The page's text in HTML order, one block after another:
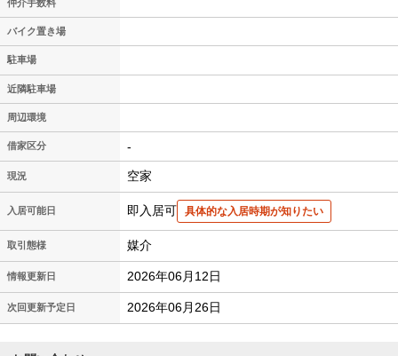
仲介手数料
バイク置き場
駐車場
近隣駐車場
周辺環境
借家区分 -
現況 空家
入居可能日 即入居可 具体的な入居時期が知りたい
取引態様 媒介
情報更新日 2026年06月12日
次回更新予定日 2026年06月26日